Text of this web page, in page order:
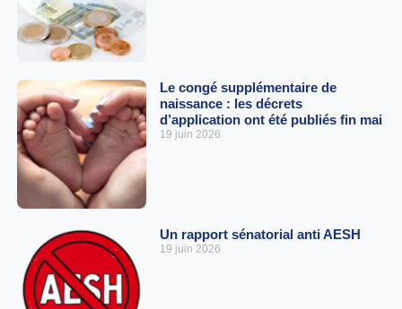
Le congé supplémentaire de
naissance : les décrets
d’application ont été publiés fin mai
19 juin 2026
Un rapport sénatorial anti AESH
19 juin 2026